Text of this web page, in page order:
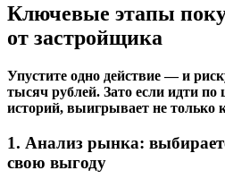
Ключевые этапы
от застройщика
Упустите одно действие — и
тысяч рублей. Зато если идти
историй, выигрывает не только
1. Анализ рынка:
свою выгоду